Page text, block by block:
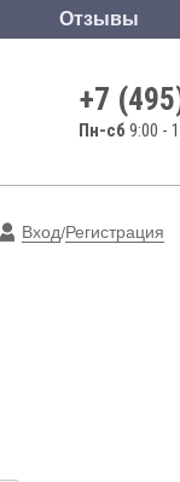
Отзывы
+7
Пн-сб 9:00 -
Вход/Регистрация